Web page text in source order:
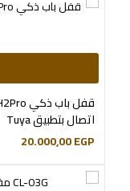
اتصال بتطبيق Tuya
20.000,00EGP